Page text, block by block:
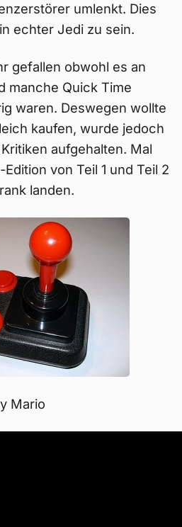
umlenkt. Dies
echter Jedi zu sein.
gefallen obwohl es an
manche Quick Time
waren. Deswegen wollte
kaufen, wurde jedoch
aufgehalten. Mal
von Teil 1 und Teil 2
landen.
Mario